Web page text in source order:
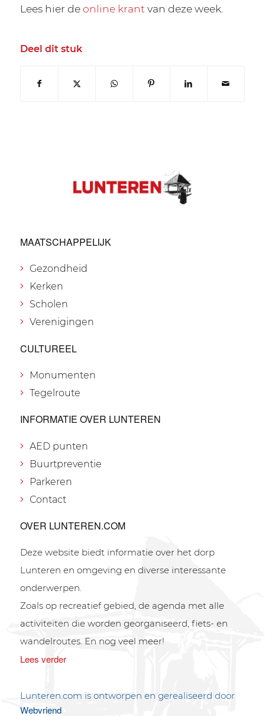
Lees hier deonline krant van deze week.
Deel dit stuk
MAATSCHAPPELIJK
Gezondheid
Kerken
Scholen
Verenigingen
CULTUREEL
Monumenten
Tegelroute
INFORMATIE OVER LUNTEREN
AED punten
Buurtpreventie
Parkeren
Contact
OVER LUNTEREN.COM
Deze website biedt informatie over het dorp
Lunteren en omgeving en diverse interessante
onderwerpen.
Zoals op recreatief gebied, de agenda met alle
activiteiten die worden georganiseerd, fiets- en
wandelroutes. En nog veel meer!
Lees verder
Lunteren.com is ontworpen en gerealiseerd door
Webvriend